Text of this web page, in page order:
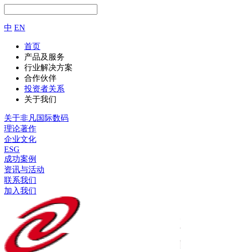
中 EN
首页
产品及服务
行业解决方案
合作伙伴
投资者关系
关于我们
关于非凡国际数码
理论著作
企业文化
ESG
成功案例
资讯与活动
联系我们
加入我们